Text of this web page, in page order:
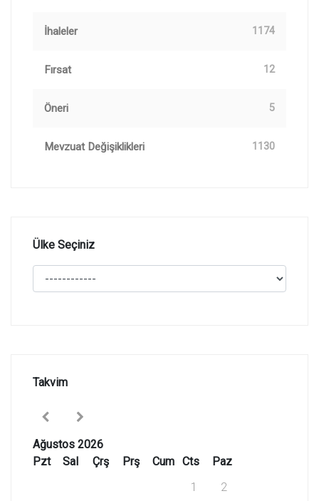
İhaleler 1174
Fırsat 12
Öneri 5
Mevzuat Değişiklikleri 1130
Ülke Seçiniz
Takvim
Ağustos 2026
Pzt
Sal Çrş Prş Cum Cts
Paz
1
2